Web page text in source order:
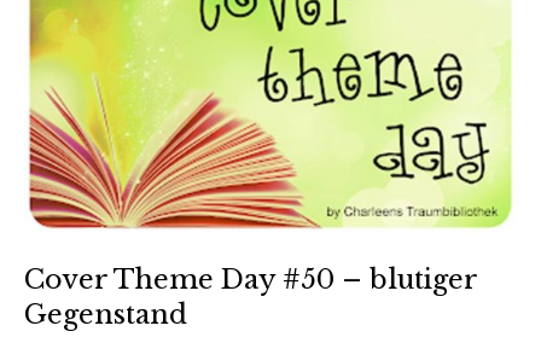
Cover Theme Day #50 – blutiger
Gegenstand